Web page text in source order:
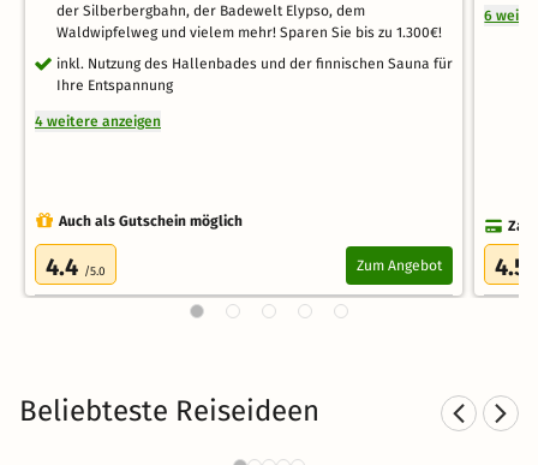
der Silberbergbahn, der Badewelt Elypso, dem
Waldwipfelweg und vielem mehr! Sparen Sie bis zu 1.300€!
inkl. Nutzung des Hallenbades und der finnischen Sauna für
Ihre Entspannung
4 weitere anzeigen
Auch als Gutschein möglich
4.4 /5.0 Zum Angebot
6
4.5
Beliebteste Reiseideen
Hotel mit Hund in Bayern